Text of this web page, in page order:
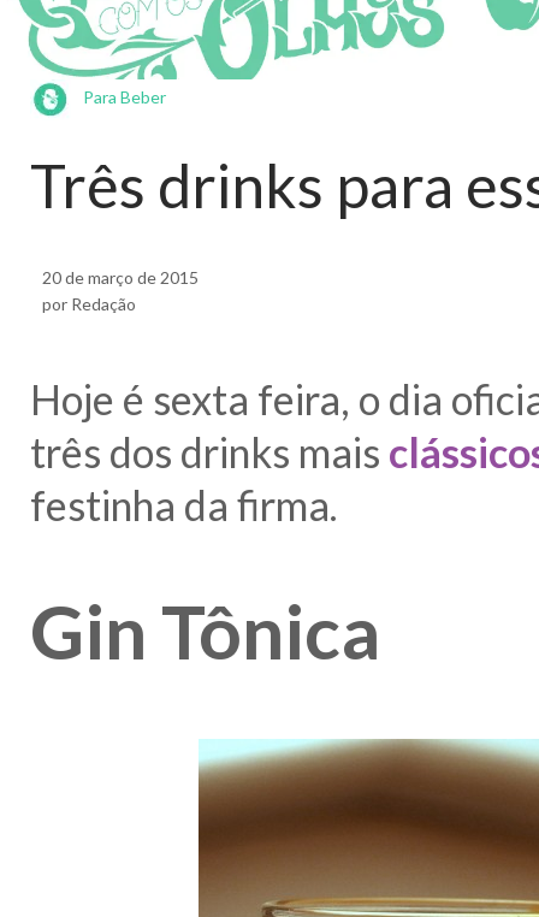
Para Beber
Três drinks para
20 de março de 2015
por Redação
Hoje é sexta feira, o dia
três dos drinks mais
festinha da firma.
Gin Tônica